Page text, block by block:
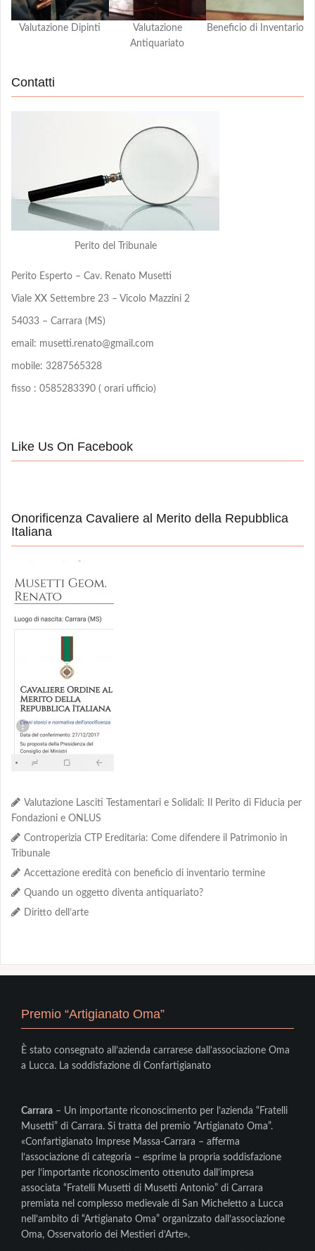
Valutazione Dipinti
Valutazione
Antiquariato
Beneficio di Inventario
Contatti
Perito del Tribunale
Perito Esperto – Cav. Renato Musetti
Viale XX Settembre 23 – Vicolo Mazzini 2
54033 – Carrara (MS)
email: musetti.renato@gmail.com
mobile: 3287565328
fisso : 0585283390 ( orari ufficio)
Like Us On Facebook
Onorificenza Cavaliere al Merito della Repubblica
Italiana
Valutazione Lasciti Testamentari e Solidali: Il Perito di Fiducia per
Fondazioni e ONLUS
Controperizia CTP Ereditaria: Come difendere il Patrimonio in
Tribunale
Accettazione eredità con beneficio di inventario termine
Quando un oggetto diventa antiquariato?
Diritto dell’arte
Premio “Artigianato Oma”
È stato consegnato all’azienda carrarese dall’associazione Oma
a Lucca. La soddisfazione di Confartigianato
Carrara – Un importante riconoscimento per l’azienda “Fratelli
Musetti” di Carrara. Si tratta del premio “Artigianato Oma”.
«Confartigianato Imprese Massa-Carrara – afferma
l’associazione di categoria – esprime la propria soddisfazione
per l’importante riconoscimento ottenuto dall’impresa
associata “Fratelli Musetti di Musetti Antonio” di Carrara
premiata nel complesso medievale di San Micheletto a Lucca
nell’ambito di “Artigianato Oma” organizzato dall’associazione
Oma, Osservatorio dei Mestieri d’Arte».